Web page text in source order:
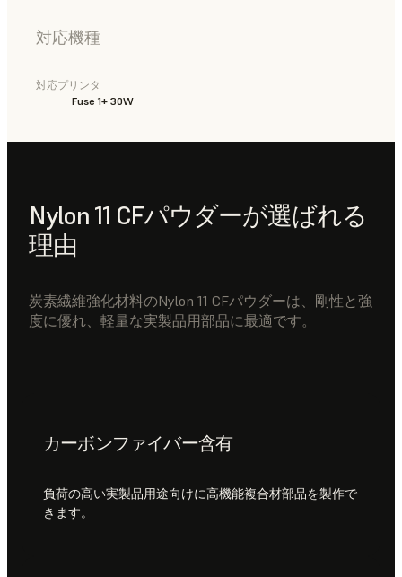
対応機種
対応プリンタ
Fuse 1+ 30W
Nylon 11 CFパウダーが選ばれる
理由
炭素繊維強化材料のNylon 11 CFパウダーは、剛性と強
度に優れ、軽量な実製品用部品に最適です。
カーボンファイバー含有
負荷の高い実製品用途向けに高機能複合材部品を製作で
きます。